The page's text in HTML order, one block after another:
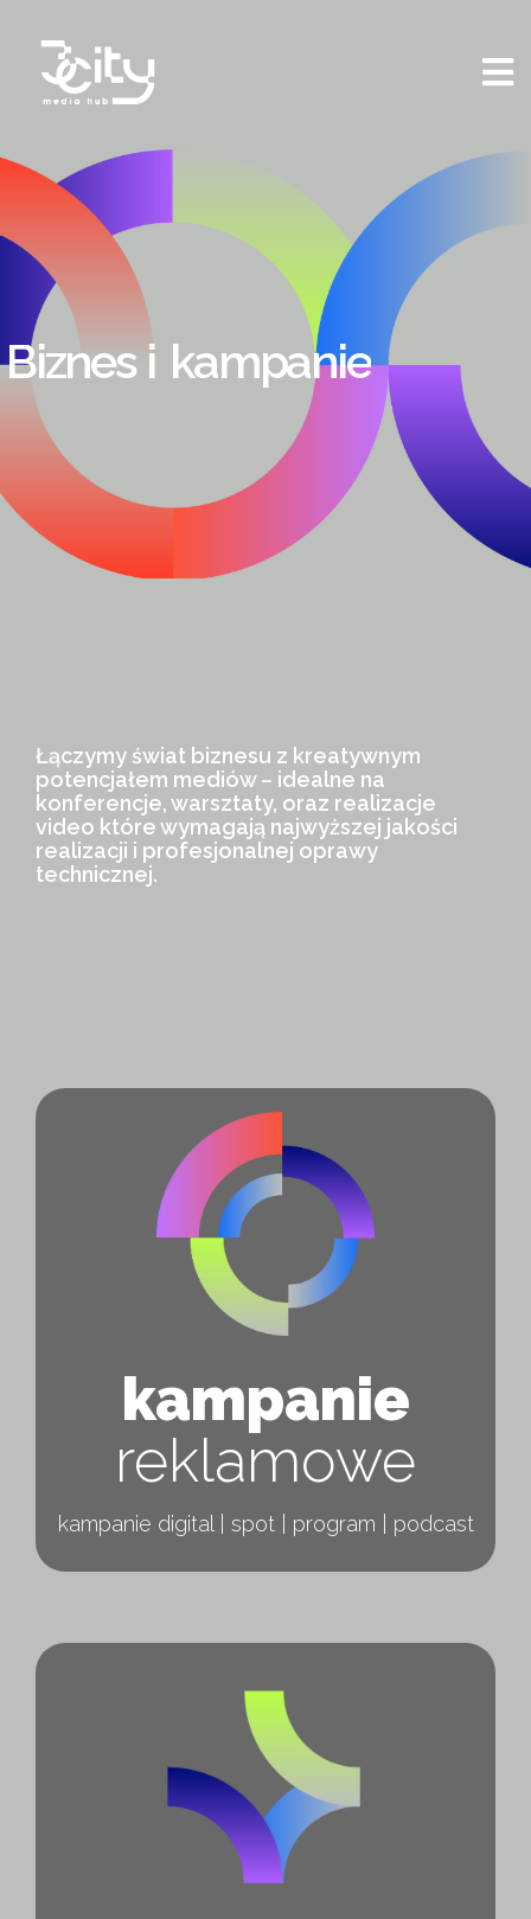
Biznes i kampanie
Łączymy świat biznesu z kreatywnym
potencjałem mediów – idealne na
konferencje, warsztaty, oraz realizacje
video które wymagają najwyższej jakości
realizacji i profesjonalnej oprawy
technicznej.
kampanie
reklamowe
kampanie digital | spot | program | podcast